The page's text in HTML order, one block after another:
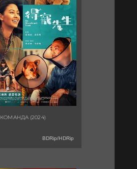
КОМАНДА (2024)
BDRip/HDRip